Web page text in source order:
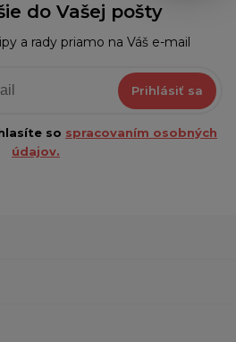
do Vašej pošty
a rady priamo na Váš e-mail
Prihlásiť sa
so spracovaním osobných
údajov.